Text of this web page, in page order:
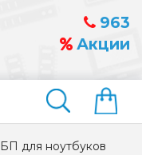
963
Акции
Найти
БП для ноутбуков